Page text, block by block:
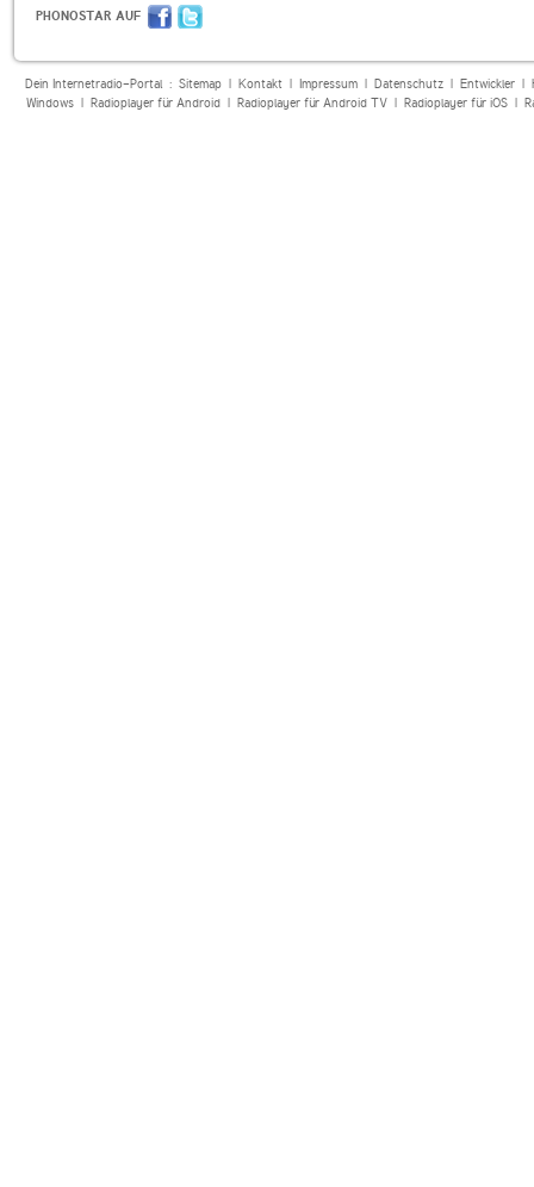
PHONOSTAR AUF
Dein Internetradio-Portal : Sitemap| Kontakt| Impressum| Datenschutz| Entwickler|
Windows| Radioplayer für Android| Radioplayer für Android TV| Radioplayer für iOS|